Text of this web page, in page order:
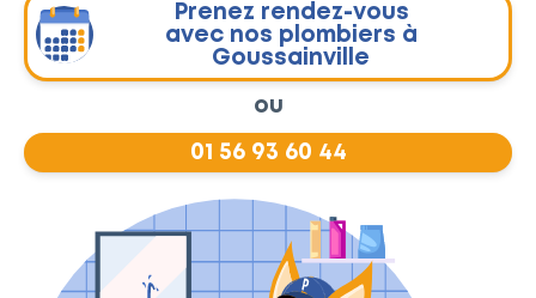
Prenez rendez-vous
avec nos plombiers à
Goussainville
ou
01 56 93 60 44